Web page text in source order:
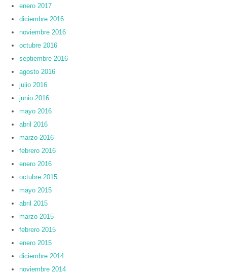
enero 2017
diciembre 2016
noviembre 2016
octubre 2016
septiembre 2016
agosto 2016
julio 2016
junio 2016
mayo 2016
abril 2016
marzo 2016
febrero 2016
enero 2016
octubre 2015
mayo 2015
abril 2015
marzo 2015
febrero 2015
enero 2015
diciembre 2014
noviembre 2014